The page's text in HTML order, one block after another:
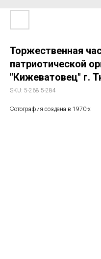
Торжественная
патриотической
"Кижеватовец" г.
SKU: 5-268.5-284
Фотография создана в 1970-х